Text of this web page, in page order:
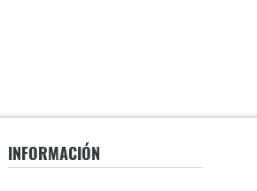
INFORMACIÓN